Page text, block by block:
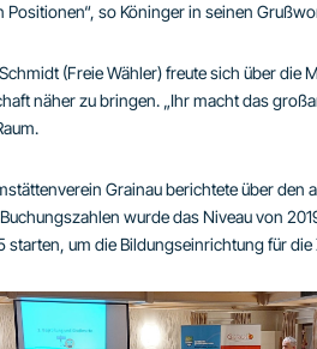
Positionen“, so Köninger in seinen
(Freie Wähler) freute sich über die
näher zu bringen. „Ihr macht das
Grainau berichtete über den
wurde das Niveau von
starten, um die Bildungseinrichtung für